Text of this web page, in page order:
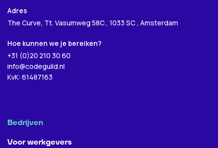
Adres
The Curve, Tt. Vasumweg 58C , 1033 SC , Amsterdam
Hoe kunnen we je bereiken?
+31 (0)20 210 30 60
info@codeguild.nl
KvK: 61487163
Bedrijven
Voor werkgevers